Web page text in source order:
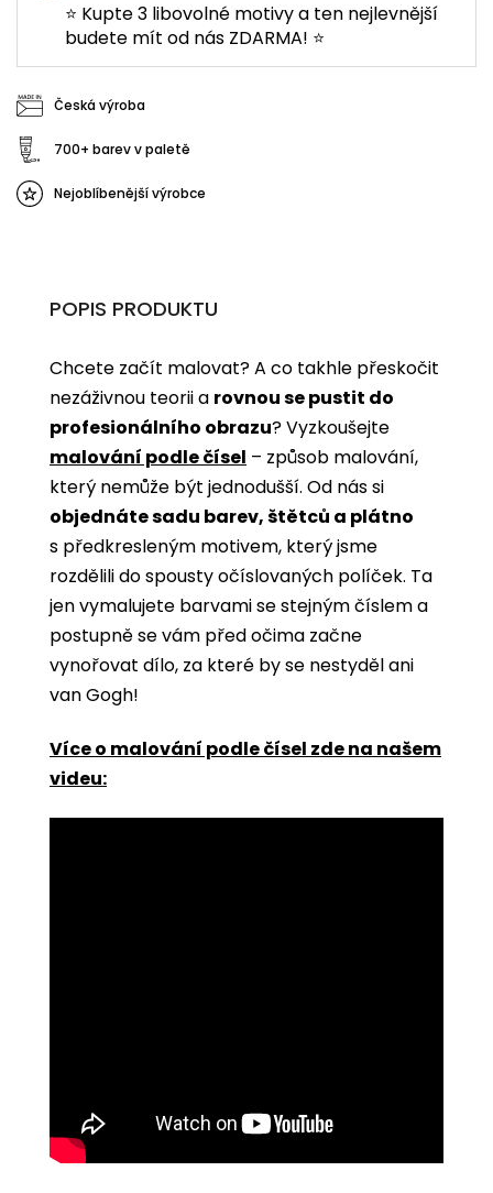
⭐ Kupte 3 libovolné motivy a ten nejlevnější
budete mít od nás ZDARMA! ⭐
Česká výroba
700+ barev v paletě
Nejoblíbenější výrobce
POPIS PRODUKTU
Chcete začít malovat? A co takhle přeskočit
nezáživnou teorii a rovnou se pustit do
profesionálního obrazu? Vyzkoušejte
malování podle čísel ­­– způsob malování,
který nemůže být jednodušší. Od nás si
objednáte sadu barev, štětců a plátno
s předkresleným motivem, který jsme
rozdělili do spousty očíslovaných políček. Ta
jen vymalujete barvami se stejným číslem a
postupně se vám před očima začne
vynořovat dílo, za které by se nestyděl ani
van Gogh!
Více o malování podle čísel zde na našem
videu: